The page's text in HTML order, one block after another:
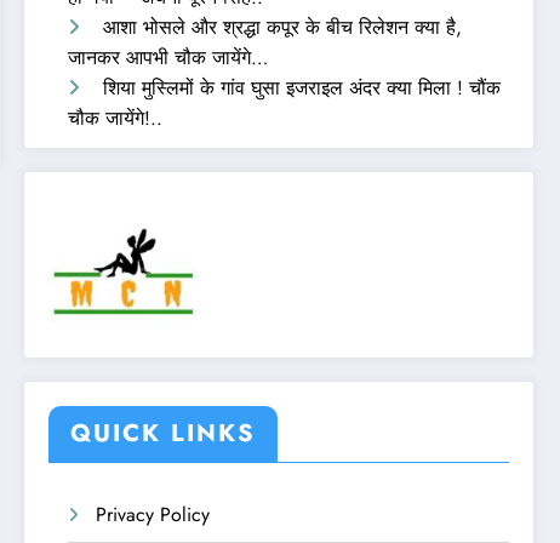
आशा भोसले और श्रद्धा कपूर के बीच रिलेशन क्या है,
जानकर आपभी चौक जायेंगे…
शिया मुस्लिमों के गांव घुसा इजराइल अंदर क्या मिला ! चौंक
चौक जायेंगे!..
QUICK LINKS
Privacy Policy